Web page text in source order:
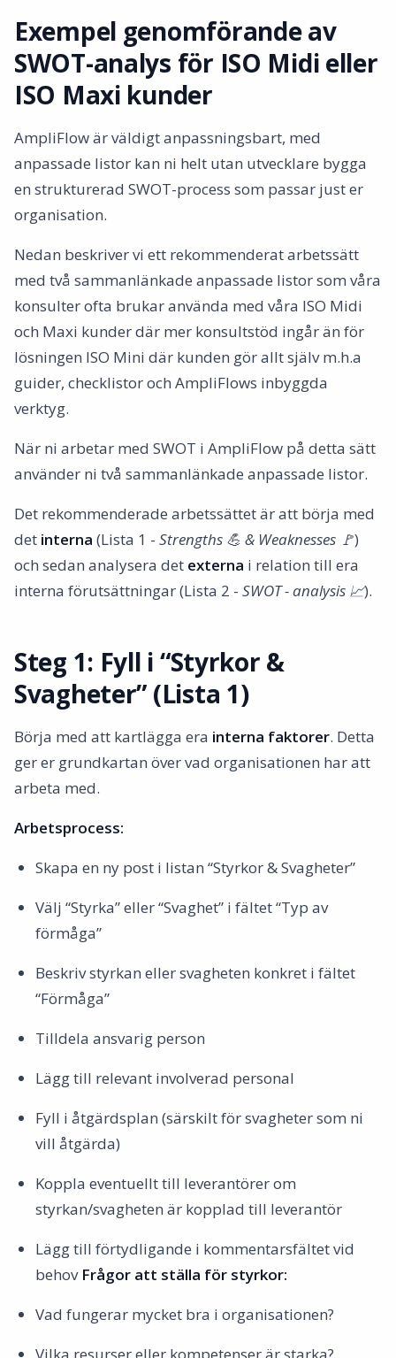
Exempel genomförande av
SWOT-analys för ISO Midi eller
ISO Maxi kunder
AmpliFlow är väldigt anpassningsbart, med
anpassade listor kan ni helt utan utvecklare bygga
en strukturerad SWOT-process som passar just er
organisation.
Nedan beskriver vi ett rekommenderat arbetssätt
med två sammanlänkade anpassade listor som våra
konsulter ofta brukar använda med våra ISO Midi
och Maxi kunder där mer konsultstöd ingår än för
lösningen ISO Mini där kunden gör allt själv m.h.a
guider, checklistor och AmpliFlows inbyggda
verktyg.
När ni arbetar med SWOT i AmpliFlow på detta sätt
använder ni två sammanlänkade anpassade listor.
Det rekommenderade arbetssättet är att börja med
det interna (Lista 1 - Strengths 💪 & Weaknesses 🚩)
och sedan analysera det externa i relation till era
interna förutsättningar (Lista 2 - SWOT - analysis 📈).
Steg 1: Fyll i “Styrkor &
Svagheter” (Lista 1)
Börja med att kartlägga era interna faktorer. Detta
ger er grundkartan över vad organisationen har att
arbeta med.
Arbetsprocess:
Skapa en ny post i listan “Styrkor & Svagheter”
Välj “Styrka” eller “Svaghet” i fältet “Typ av
förmåga”
Beskriv styrkan eller svagheten konkret i fältet
“Förmåga”
Tilldela ansvarig person
Lägg till relevant involverad personal
Fyll i åtgärdsplan (särskilt för svagheter som ni
vill åtgärda)
Koppla eventuellt till leverantörer om
styrkan/svagheten är kopplad till leverantör
Lägg till förtydligande i kommentarsfältet vid
behov Frågor att ställa för styrkor:
Vad fungerar mycket bra i organisationen?